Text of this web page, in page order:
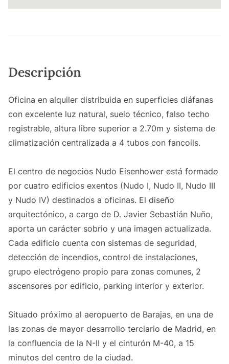
Descripción
Oficina en alquiler distribuida en superficies diáfanas
con excelente luz natural, suelo técnico, falso techo
registrable, altura libre superior a 2.70m y sistema de
climatización centralizada a 4 tubos con fancoils.
El centro de negocios Nudo Eisenhower está formado
por cuatro edificios exentos (Nudo I, Nudo II, Nudo III
y Nudo IV) destinados a oficinas. El diseño
arquitectónico, a cargo de D. Javier Sebastián Nuño,
aporta un carácter sobrio y una imagen actualizada.
Cada edificio cuenta con sistemas de seguridad,
detección de incendios, control de instalaciones,
grupo electrógeno propio para zonas comunes, 2
ascensores por edificio, parking interior y exterior.
Situado próximo al aeropuerto de Barajas, en una de
las zonas de mayor desarrollo terciario de Madrid, en
la confluencia de la N-II y el cinturón M-40, a 15
minutos del centro de la ciudad.